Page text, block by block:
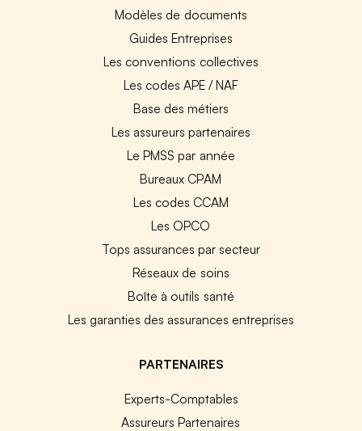
Modèles de documents
Guides Entreprises
Les conventions collectives
Les codes APE / NAF
Base des métiers
Les assureurs partenaires
Le PMSS par année
Bureaux CPAM
Les codes CCAM
Les OPCO
Tops assurances par secteur
Réseaux de soins
Boîte à outils santé
Les garanties des assurances entreprises
PARTENAIRES
Experts-Comptables
Assureurs Partenaires